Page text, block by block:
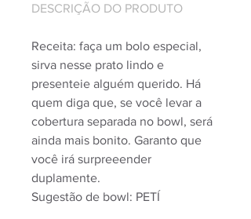
DESCRIÇÃO DO PRODUTO
Receita: faça um bolo especial,
sirva nesse prato lindo e
presenteie alguém querido. Há
quem diga que, se você levar a
cobertura separada no bowl, será
ainda mais bonito. Garanto que
você irá surpreeender
duplamente.
Sugestão de bowl: PETÍ